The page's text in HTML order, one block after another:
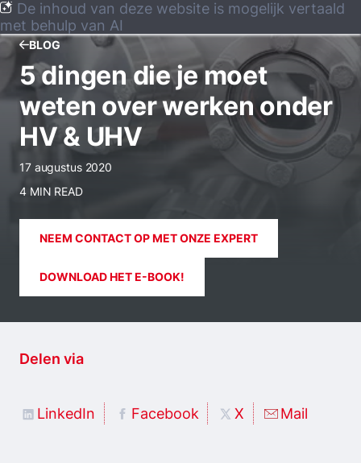
De inhoud van deze website is mogelijk vertaald
met behulp van AI
BLOG
5 dingen die je moet
weten over werken onder
HV & UHV
17 augustus 2020
4 MIN READ
NEEM CONTACT OP MET ONZE EXPERT
DOWNLOAD HET E-BOOK!
Delen via
LinkedIn Facebook X Mail